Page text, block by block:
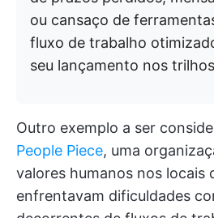
ou cansaço de
fluxo de trabalho
seu lançamento nos
Outro exemplo a ser
People Piece, uma
valores humanos nos locais
enfrentavam dificuldades